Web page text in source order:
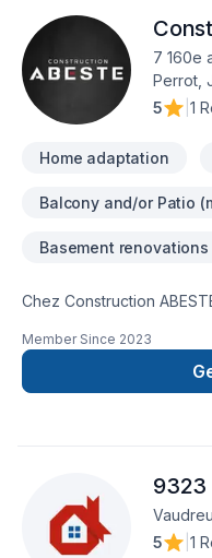
conseils sur mesure et
Confiez votre projet à
satisfaction.
7 160e
Perrot,
5
1
Home adaptation
Balcony and/or Patio
Basement renovations
Chez Construction
en misant sur une
clients. Nous nous
écoute et rigueur, afin
Member Since 2023
9323
5
1